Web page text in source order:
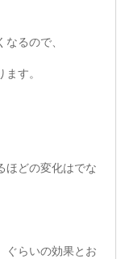
るので、
す。
ほどの変化はでな
らいの効果とお